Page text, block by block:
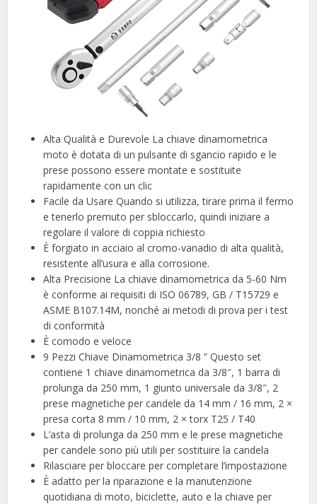
Alta Qualità e Durevole La chiave dinamometrica
moto è dotata di un pulsante di sgancio rapido e le
prese possono essere montate e sostituite
rapidamente con un clic
Facile da Usare Quando si utilizza, tirare prima il fermo
e tenerlo premuto per sbloccarlo, quindi iniziare a
regolare il valore di coppia richiesto
È forgiato in acciaio al cromo-vanadio di alta qualità,
resistente all’usura e alla corrosione.
Alta Precisione La chiave dinamometrica da 5-60 Nm
è conforme ai requisiti di ISO 06789, GB / T15729 e
ASME B107.14M, nonché ai metodi di prova per i test
di conformità
È comodo e veloce
9 Pezzi Chiave Dinamometrica 3/8 ” Questo set
contiene 1 chiave dinamometrica da 3/8″, 1 barra di
prolunga da 250 mm, 1 giunto universale da 3/8″, 2
prese magnetiche per candele da 14 mm / 16 mm, 2 ×
presa corta 8 mm / 10 mm, 2 × torx T25 / T40
L’asta di prolunga da 250 mm e le prese magnetiche
per candele sono più utili per sostituire la candela
Rilasciare per bloccare per completare l’impostazione
È adatto per la riparazione e la manutenzione
quotidiana di moto, biciclette, auto e la chiave per